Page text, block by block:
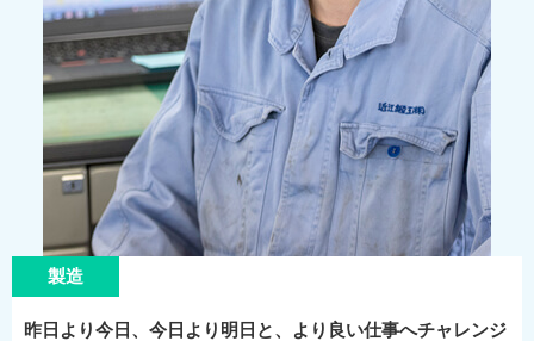
製造
昨日より今日、今日より明日と、より良い仕事へチャレンジ